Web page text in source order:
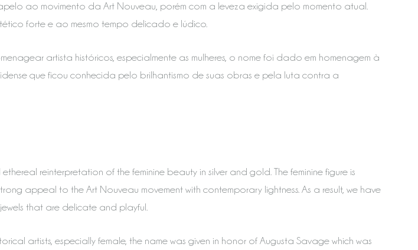
ao movimento da Art Nouveau, porém com a leveza exigida pelo momento atual.
forte e ao mesmo tempo delicado e lúdico.
artista históricos, especialmente as mulheres, o nome foi dado em homenagem à
que ficou conhecida pelo brilhantismo de suas obras e pela luta contra a
reinterpretation of the feminine beauty in silver and gold. The feminine figure is
appeal to the Art Nouveau movement with contemporary lightness. As a result, we have
that are delicate and playful.
artists, especially female, the name was given in honor of Augusta Savage which was